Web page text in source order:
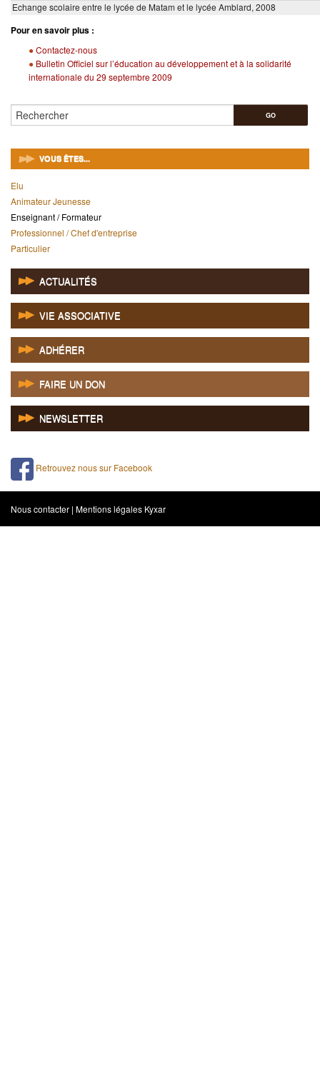
Echange scolaire entre le lycée de Matam et le lycée Amblard, 2008
Pour en savoir plus :
Contactez-nous
Bulletin Officiel sur l’éducation au développement et à la solidarité
internationale du 29 septembre 2009
Rechercher
VOUS ÊTES...
Elu
Animateur Jeunesse
Enseignant / Formateur
Professionnel / Chef d'entreprise
Particulier
ACTUALITÉS
VIE ASSOCIATIVE
ADHÉRER
FAIRE UN DON
NEWSLETTER
Retrouvez nous sur Facebook
Nous contacter | Mentions légales Kyxar